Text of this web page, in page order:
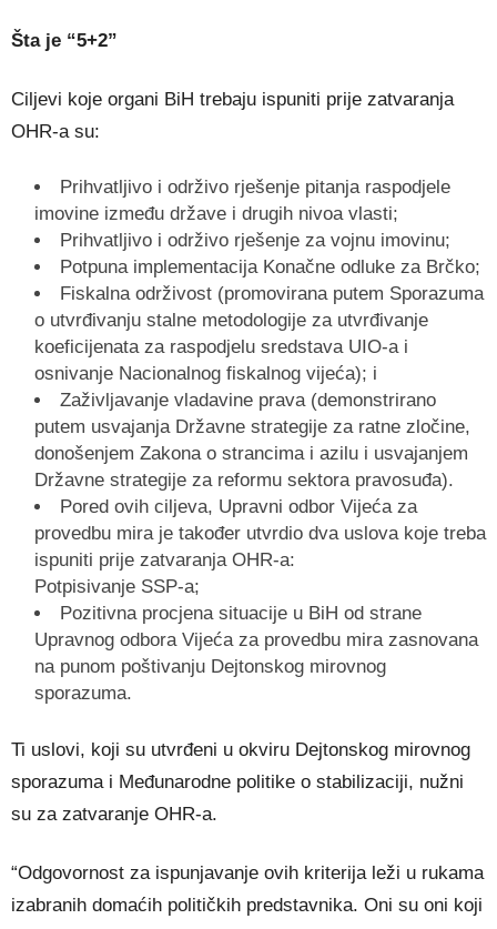
Šta je “5+2”
Ciljevi koje organi BiH trebaju ispuniti prije zatvaranja
OHR-a su:
Prihvatljivo i održivo rješenje pitanja raspodjele
imovine između države i drugih nivoa vlasti;
Prihvatljivo i održivo rješenje za vojnu imovinu;
Potpuna implementacija Konačne odluke za Brčko;
Fiskalna održivost (promovirana putem Sporazuma
o utvrđivanju stalne metodologije za utvrđivanje
koeficijenata za raspodjelu sredstava UIO-a i
osnivanje Nacionalnog fiskalnog vijeća); i
Zaživljavanje vladavine prava (demonstrirano
putem usvajanja Državne strategije za ratne zločine,
donošenjem Zakona o strancima i azilu i usvajanjem
Državne strategije za reformu sektora pravosuđa).
Pored ovih ciljeva, Upravni odbor Vijeća za
provedbu mira je također utvrdio dva uslova koje treba
ispuniti prije zatvaranja OHR-a:
Potpisivanje SSP-a;
Pozitivna procjena situacije u BiH od strane
Upravnog odbora Vijeća za provedbu mira zasnovana
na punom poštivanju Dejtonskog mirovnog
sporazuma.
Ti uslovi, koji su utvrđeni u okviru Dejtonskog mirovnog
sporazuma i Međunarodne politike o stabilizaciji, nužni
su za zatvaranje OHR-a.
“Odgovornost za ispunjavanje ovih kriterija leži u rukama
izabranih domaćih političkih predstavnika. Oni su oni koji